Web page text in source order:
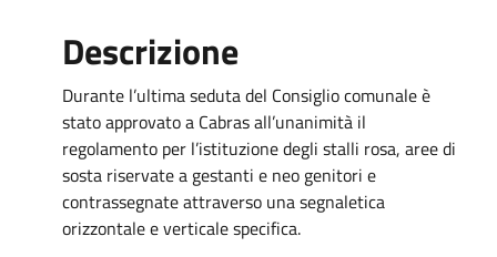
Descrizione
Durante l’ultima seduta del Consiglio comunale è
stato approvato a Cabras all’unanimità il
regolamento per l’istituzione degli stalli rosa, aree di
sosta riservate a gestanti e neo genitori e
contrassegnate attraverso una segnaletica
orizzontale e verticale specifica.